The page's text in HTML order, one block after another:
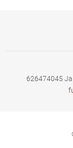
626474045